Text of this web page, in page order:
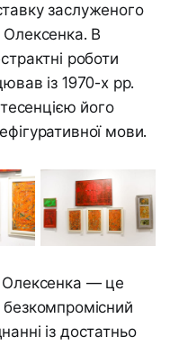
заслуженого
Олексенка. В
роботи
із 1970-х рр.
його
мови.
Олексенка — це
безкомпромісний
із достатньо